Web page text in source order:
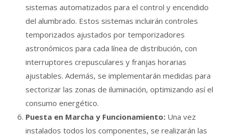
sistemas automatizados para el control y encendido
del alumbrado. Estos sistemas incluirán controles
temporizados ajustados por temporizadores
astronómicos para cada línea de distribución, con
interruptores crepusculares y franjas horarias
ajustables. Además, se implementarán medidas para
sectorizar las zonas de iluminación, optimizando así el
consumo energético.
Puesta en Marcha y Funcionamiento: Una vez
instalados todos los componentes, se realizarán las